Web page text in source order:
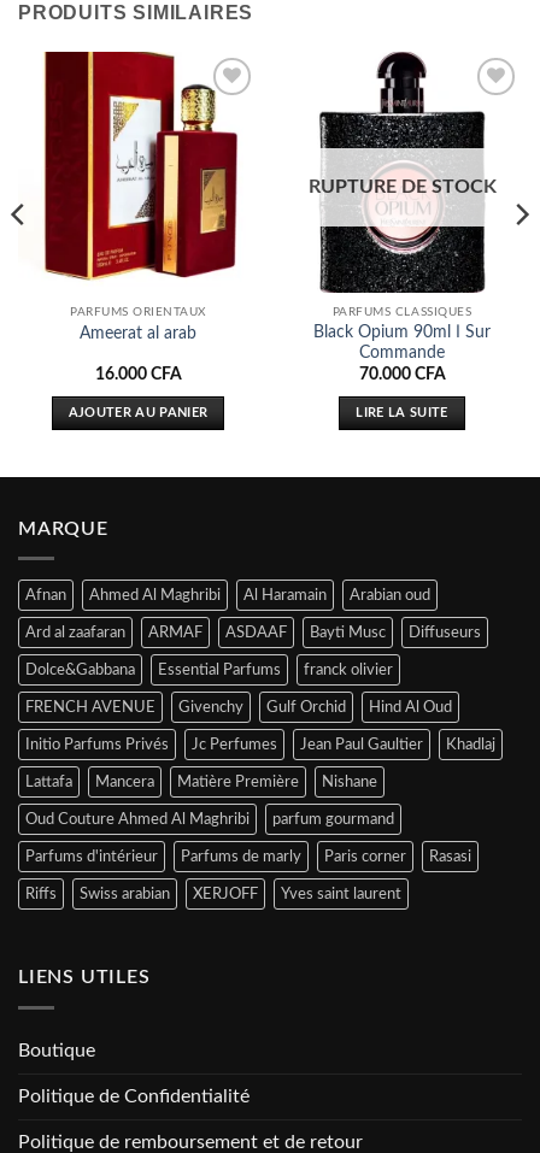
PRODUITS SIMILAIRES
Ajouter
à la liste
PARFUMS ORIENTAUX
Ameerat al arab
16.000 CFA
AJOUTER AU PANIER
Ajouter
à la liste
d’envies
RUPTURE DE STOCK
PARFUMS CLASSIQUES
Black Opium 90ml ا Sur
Commande
70.000 CFA
LIRE LA SUITE
MARQUE
Afnan Ahmed Al Maghribi Al Haramain Arabian oud
Ard al zaafaran ARMAF ASDAAF Bayti Musc Diffuseurs
Dolce&Gabbana Essential Parfums franck olivier
FRENCH AVENUE Givenchy Gulf Orchid Hind Al Oud
Initio Parfums Privés Jc Perfumes Jean Paul Gaultier Khadlaj
Lattafa Mancera Matière Première Nishane
Oud Couture Ahmed Al Maghribi parfum gourmand
Parfums d'intérieur Parfums de marly Paris corner Rasasi
Riffs Swiss arabian XERJOFF Yves saint laurent
LIENS UTILES
Boutique
Politique de Confidentialité
Politique de remboursement et de retour